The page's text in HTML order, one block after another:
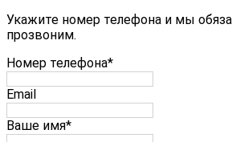
Укажите номер телефона и мы
прозвоним.
Номер телефона*
Email
Ваше имя*